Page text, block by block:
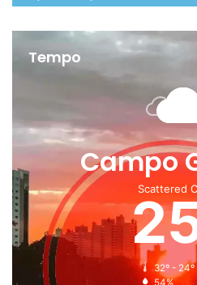
Tempo
Campo
Scattered
32º - 24º
54%